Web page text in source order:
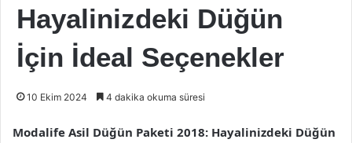
Hayalinizdeki Düğün
İçin İdeal Seçenekler
10 Ekim 2024 4 dakika okuma süresi
Modalife Asil Düğün Paketi 2018: Hayalinizdeki Düğün